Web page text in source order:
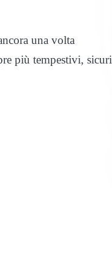
una volta
più tempestivi, sicuri